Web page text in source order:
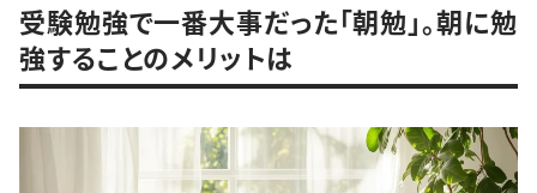
受験勉強で一番大事だった「朝勉」。朝に勉
強することのメリットは